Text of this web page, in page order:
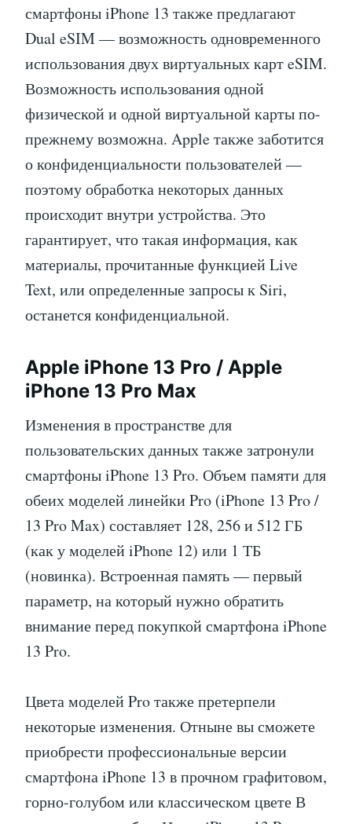
смартфоны iPhone 13 также предлагают
Dual eSIM — возможность одновременного
использования двух виртуальных карт eSIM.
Возможность использования одной
физической и одной виртуальной карты по-
прежнему возможна. Apple также заботится
о конфиденциальности пользователей —
поэтому обработка некоторых данных
происходит внутри устройства. Это
гарантирует, что такая информация, как
материалы, прочитанные функцией Live
Text, или определенные запросы к Siri,
останется конфиденциальной.
Apple iPhone 13 Pro / Apple
iPhone 13 Pro Max
Изменения в пространстве для
пользовательских данных также затронули
смартфоны iPhone 13 Pro. Объем памяти для
обеих моделей линейки Pro (iPhone 13 Pro /
13 Pro Max) составляет 128, 256 и 512 ГБ
(как у моделей iPhone 12) или 1 ТБ
(новинка). Встроенная память — первый
параметр, на который нужно обратить
внимание перед покупкой смартфона iPhone
13 Pro.
Цвета моделей Pro также претерпели
некоторые изменения. Отныне вы сможете
приобрести профессиональные версии
смартфона iPhone 13 в прочном графитовом,
горно-голубом или классическом цвете В